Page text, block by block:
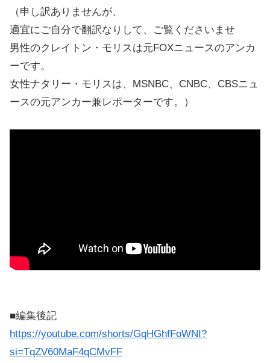
（申し訳ありませんが、
適宜にご自分で翻訳なりして、ご覧くださいませ
男性のクレイトン・モリスは元FOXニュースのアンカ
ーです。
女性ナタリー・モリスは、MSNBC、CNBC、CBSニュ
ースの元アンカー兼レポーターです。）
■編集後記
https://youtube.com/shorts/GqHGhfFoWNI?
si=TqZV60MaF4qCMvFF